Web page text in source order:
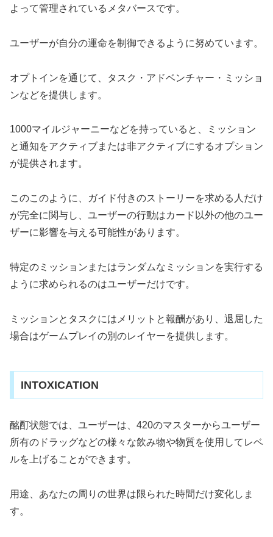
よって管理されているメタバースです。
ユーザーが自分の運命を制御できるように努めています。
オプトインを通じて、タスク・アドベンチャー・ミッショ
ンなどを提供します。
1000マイルジャーニーなどを持っていると、ミッション
と通知をアクティブまたは非アクティブにするオプション
が提供されます。
このこのように、ガイド付きのストーリーを求める人だけ
が完全に関与し、ユーザーの行動はカード以外の他のユー
ザーに影響を与える可能性があります。
特定のミッションまたはランダムなミッションを実行する
ように求められるのはユーザーだけです。
ミッションとタスクにはメリットと報酬があり、退屈した
場合はゲームプレイの別のレイヤーを提供します。
INTOXICATION
酩酊状態では、ユーザーは、420のマスターからユーザー
所有のドラッグなどの様々な飲み物や物質を使用してレベ
ルを上げることができます。
用途、あなたの周りの世界は限られた時間だけ変化しま
す。